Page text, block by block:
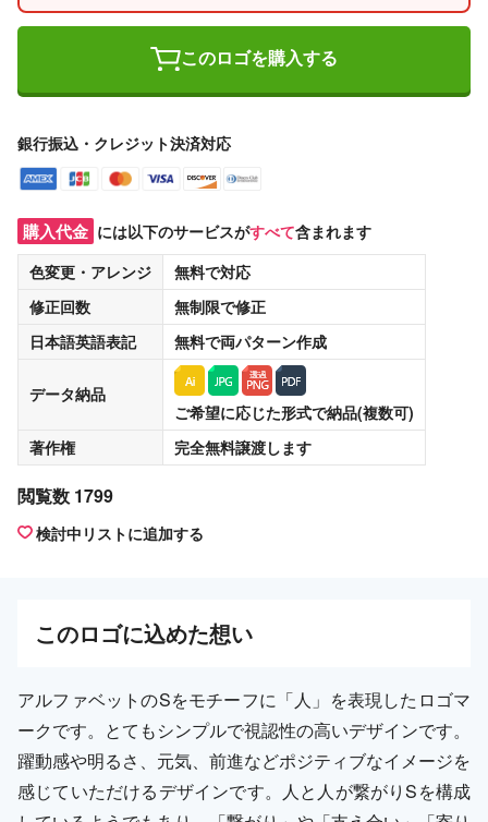
このロゴを購入する
銀行振込・クレジット決済対応
購入代金 には以下のサービスがすべて含まれます
色変更・アレンジ
無料で対応
修正回数
無制限で修正
日本語英語表記
無料で両パターン作成
データ納品
ご希望に応じた形式で納品(複数可)
著作権
完全無料譲渡します
閲覧数 1799
検討中リストに追加する
このロゴに込めた想い
アルファベットのSをモチーフに「人」を表現したロゴマ
ークです。とてもシンプルで視認性の高いデザインです。
躍動感や明るさ、元気、前進などポジティブなイメージを
感じていただけるデザインです。人と人が繋がりSを構成